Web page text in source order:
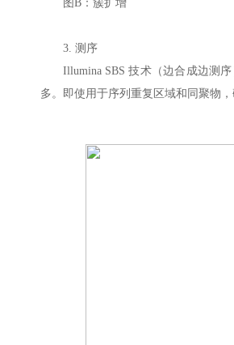
图B：簇扩增
3. 测序
Illumina SBS 技术（边合成边测
多。即使用于序列重复区域和同聚物